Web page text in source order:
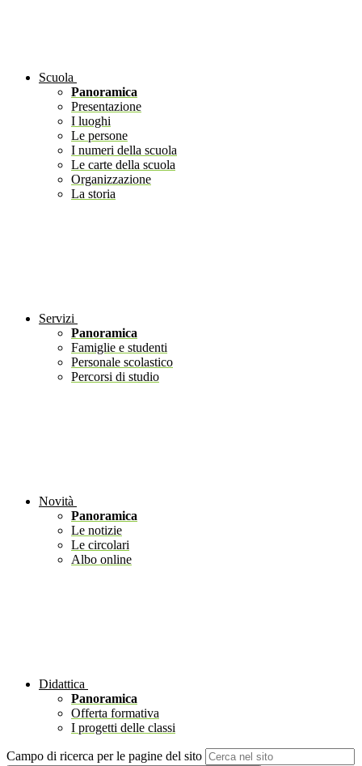
Scuola
Panoramica
Presentazione
I luoghi
Le persone
I numeri della scuola
Le carte della scuola
Organizzazione
La storia
Servizi
Panoramica
Famiglie e studenti
Personale scolastico
Percorsi di studio
Novità
Panoramica
Le notizie
Le circolari
Albo online
Didattica
Panoramica
Offerta formativa
I progetti delle classi
Campo di ricerca per le pagine del sito